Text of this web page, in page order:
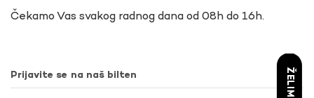
Čekamo Vas svakog radnog dana od 08h do 16h.
Prijavite se na naš bilten